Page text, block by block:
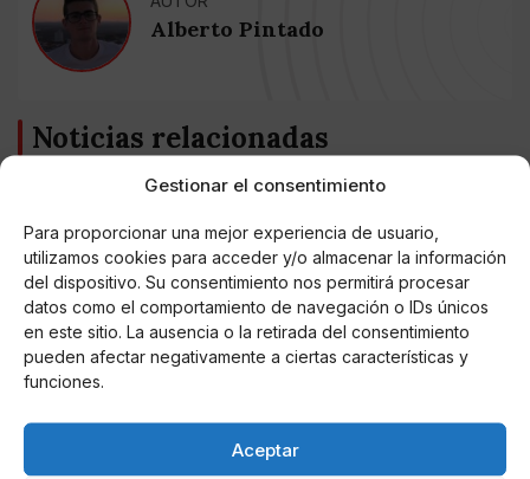
Gestionar el consentimiento
Para proporcionar una mejor experiencia de usuario,
utilizamos cookies para acceder y/o almacenar la información
del dispositivo. Su consentimiento nos permitirá procesar
datos como el comportamiento de navegación o IDs únicos
en este sitio. La ausencia o la retirada del consentimiento
pueden afectar negativamente a ciertas características y
funciones.
Aceptar
Alberto Pintado
Noticias relacionadas
Online Casino
Online Casino
Mejores Casinos Online con Bitcoin y
Criptomonedas en Argentina 2025